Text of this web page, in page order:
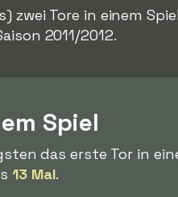
zwei Tore in einem
2011/2012.
Spiel
das erste Tor in
13 Mal.